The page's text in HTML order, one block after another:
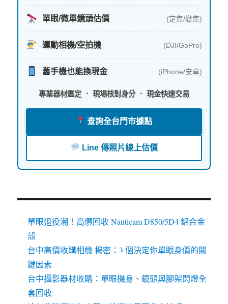
單眼/微單鏡頭估價 (定焦/變焦)
運動相機/空拍機 (DJI/GoPro)
舊手機也能換現金 (iPhone/安卓)
專業器材鑑定 ． 現場核對身分 ． 現金快速交易
查詢全台門市據點
Line 傳照片線上估價
單眼退役潮！高價回收 Nauticam D850/5D4 鋁合金
殼
台中高價收購相機 揭密：3 個決定你單眼身價的關
鍵因素
台中攝影器材收購：單眼機身、鏡頭與腳架閃燈全
套回收